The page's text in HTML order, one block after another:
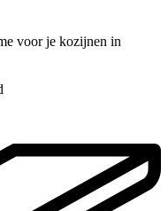
voor je kozijnen in